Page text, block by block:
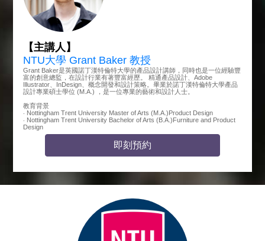
【主講人】
NTU大學 Grant Baker 教授
Grant Baker是英國諾丁漢特倫特大學的產品設計講師，同時也是一位經驗豐
富的創意總監，在設計行業有著豐富經歷。 精通產品設計、Adobe
Illustrator、InDesign、概念開發和設計策略。畢業於諾丁漢特倫特大學產品
設計專業碩士學位 (M.A.) ，是一位專業的藝術和設計人士。
教育背景
‧ Nottingham Trent University Master of Arts (M.A.)Product Design
‧ Nottingham Trent University Bachelor of Arts (B.A.)Furniture and Product
Design
即刻預約